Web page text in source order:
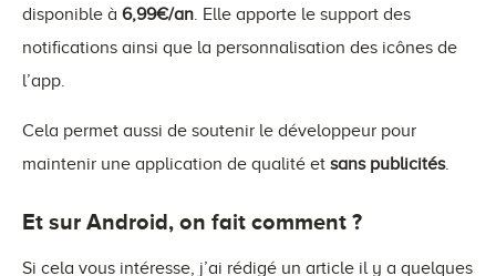
disponible à 6,99€/an . Elle apporte le support des
notifications ainsi que la personnalisation des icônes de
l’app.
Cela permet aussi de soutenir le développeur pour
maintenir une application de qualité et sans publicités.
Et sur Android, on fait comment ?
Si cela vous intéresse, j’ai rédigé un article il y a quelques